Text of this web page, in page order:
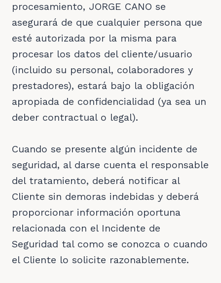
procesamiento, JORGE CANO se
asegurará de que cualquier persona que
esté autorizada por la misma para
procesar los datos del cliente/usuario
(incluido su personal, colaboradores y
prestadores), estará bajo la obligación
apropiada de confidencialidad (ya sea un
deber contractual o legal).
Cuando se presente algún incidente de
seguridad, al darse cuenta el responsable
del tratamiento, deberá notificar al
Cliente sin demoras indebidas y deberá
proporcionar información oportuna
relacionada con el Incidente de
Seguridad tal como se conozca o cuando
el Cliente lo solicite razonablemente.